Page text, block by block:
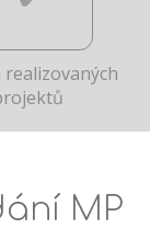
realizovaných
MP